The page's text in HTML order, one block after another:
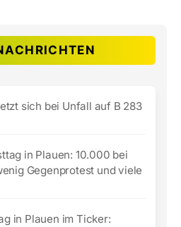
sich bei Unfall auf B 283
in Plauen: 10.000 bei
Gegenprotest und viele
in Plauen im Ticker: